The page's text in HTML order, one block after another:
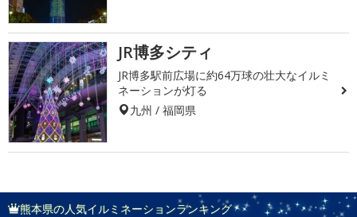
JR博多シティ
JR博多駅前広場に約64万球の壮大なイルミ
ネーションが灯る
九州 / 福岡県
熊本県の人気イルミネーションランキング